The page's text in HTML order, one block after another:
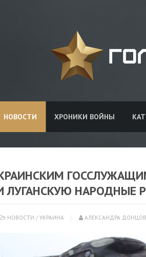
НОВОСТИ ХРОНИКИ ВОЙНЫ
НАРОДНЫЕ
НОВОСТИ / УКРАИНА АЛЕКСАНДРА